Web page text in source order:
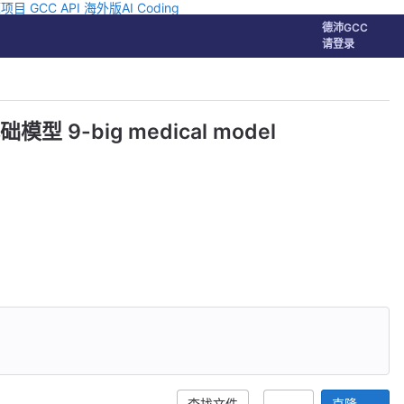
目 GCC API 海外版AI Coding
德沛GCC
请登录
础模型 9-big medical model